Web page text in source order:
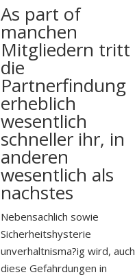
As part of
manchen
Mitgliedern tritt
die
Partnerfindung
erheblich
wesentlich
schneller ihr, in
anderen
wesentlich als
nachstes
Nebensachlich sowie
Sicherheitshysterie
unverhaltnisma?ig wird, auch
diese Gefahrdungen in